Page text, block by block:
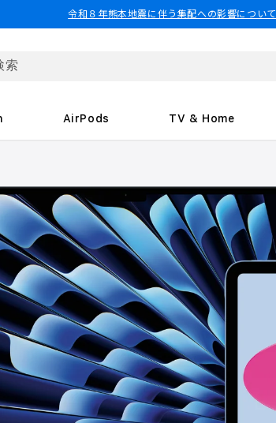
令和８年熊本地震に伴う集配への影響について
AirPods TV & Home